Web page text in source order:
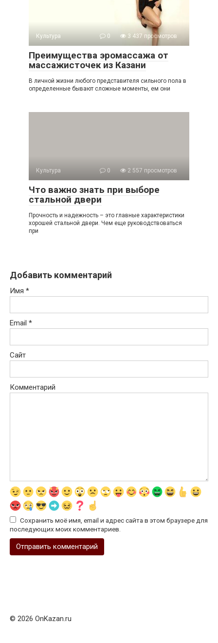
Культура 0 3 437 просмотров
Преимущества эромассажа от
массажисточек из Казани
В личной жизни любого представителя сильного пола в
определенные бывают сложные моменты, ем они
Культура 0 2 557 просмотров
Что важно знать при выборе
стальной двери
Прочность и надежность – это главные характеристики
хорошей стальной двери. Чем еще руководствоваться
при
Добавить комментарий
Имя *
Email *
Сайт
Комментарий
Сохранить моё имя, email и адрес сайта в этом браузере для
последующих моих комментариев.
© 2026 OnKazan.ru